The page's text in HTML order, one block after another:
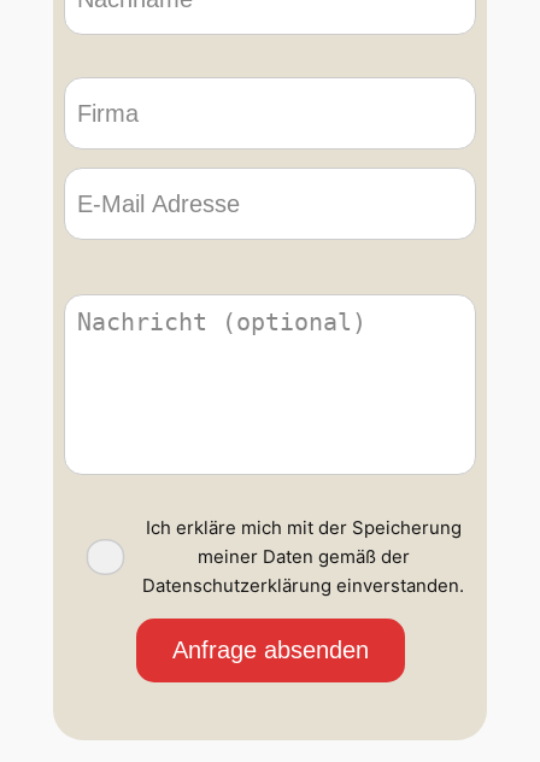
Ich erkläre mich mit der Speicherung
meiner Daten gemäß der
Datenschutzerklärung einverstanden.